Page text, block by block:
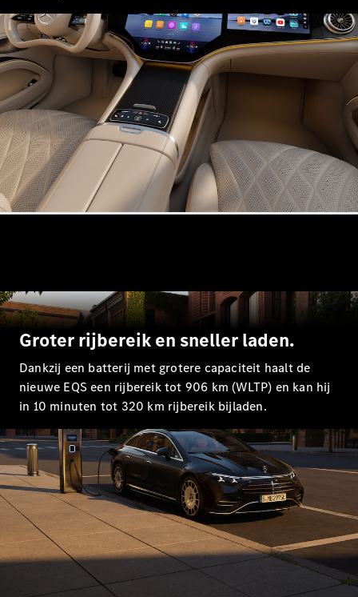
Configurator
Mercedes-
Benz Online
Showroom
Break
Alle Breaks
Shooting
Brake
C-Klasse
Break
Break All-
Terrain
E-Klasse
E-Klasse
Break All-
Terrain
Configurator
Mercedes-
Benz Online
Showroom
Hatchback
Groter rijbereik en sneller laden.
Dankzij een batterij met grotere capaciteit haalt de
nieuwe EQS een rijbereik tot 906 km (WLTP) en kan hij
in 10 minuten tot 320 km rijbereik bijladen.